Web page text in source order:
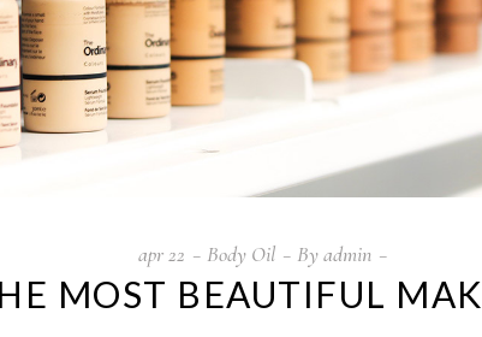
apr22 Body Oil Byadmin
MOST BEAUTIFUL